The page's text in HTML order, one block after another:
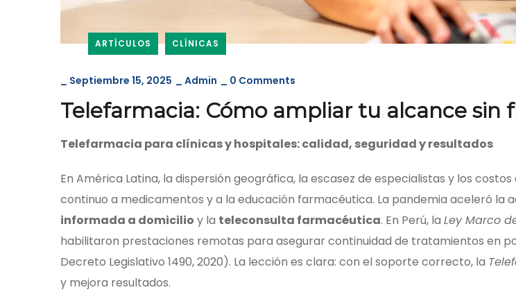
ARTÍCULOS CLÍNICAS
_ Septiembre 15, 2025 _ Admin _ 0 Comments
Telefarmacia: Cómo ampliar tu alcance sin
Telefarmacia para clínicas y hospitales: calidad, seguridad y resultados
En América Latina, la dispersión geográfica, la escasez de especialistas y los
continuo a medicamentos y a la educación farmacéutica. La pandemia aceleró la
informada a domicilio y la teleconsulta farmacéutica. En Perú, la Ley Marco
habilitaron prestaciones remotas para asegurar continuidad de tratamientos en
Decreto Legislativo 1490, 2020). La lección es clara: con el soporte correcto, la
y mejora resultados.